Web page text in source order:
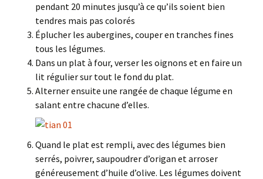
pendant 20 minutes jusqu’à ce qu’ils soient bien
tendres mais pas colorés
Éplucher les aubergines, couper en tranches fines
tous les légumes.
Dans un plat à four, verser les oignons et en faire un
lit régulier sur tout le fond du plat.
Alterner ensuite une rangée de chaque légume en
salant entre chacune d’elles.
Quand le plat est rempli, avec des légumes bien
serrés, poivrer, saupoudrer d’origan et arroser
généreusement d’huile d’olive. Les légumes doivent